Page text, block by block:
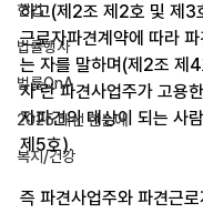
헌법
법률행사
법률QnA
2025 대선 한눈에
복지/건강
하고(제2조 제2호 및 제3
근로자파견계약에 따라
는 자를 말하며(제2조 제
자'란 파견사업주가 고용
자파견의 대상이 되는 사
제5호).
즉 파견사업주와 파견근